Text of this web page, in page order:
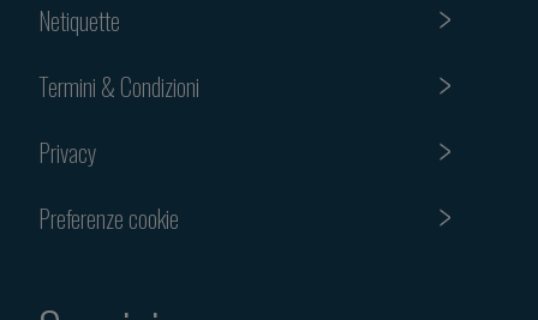
Netiquette
Termini & Condizioni
Privacy
Preferenze cookie